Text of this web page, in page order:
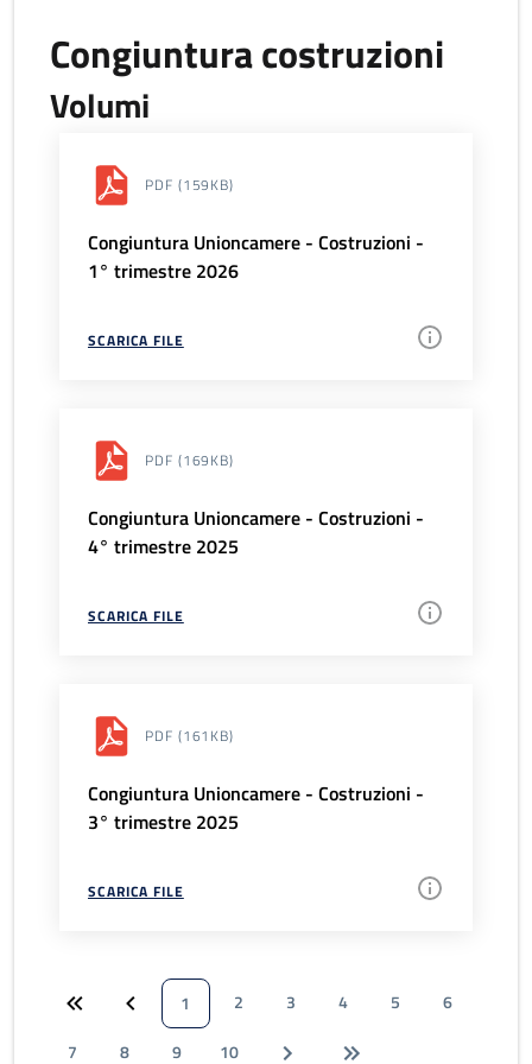
Congiuntura costruzioni
Volumi
PDF (159KB)
Congiuntura Unioncamere - Costruzioni -
1° trimestre 2026
SCARICA FILE
PDF (169KB)
Congiuntura Unioncamere - Costruzioni -
4° trimestre 2025
SCARICA FILE
PDF (161KB)
Congiuntura Unioncamere - Costruzioni -
3° trimestre 2025
SCARICA FILE
1 2 3 4 5
6
7
8 9 10